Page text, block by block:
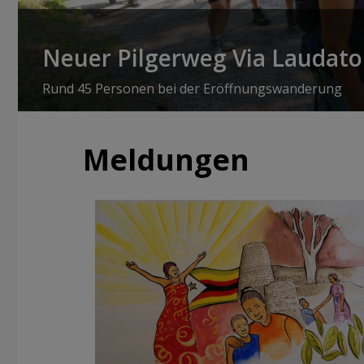
Neuer Pilgerweg Via Laudato
Rund 45 Personen bei der Eröffnungswanderung
Meldungen